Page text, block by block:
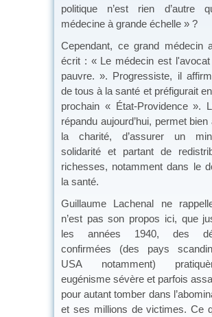
politique n’est rien d’autre
médecine à grande échelle » ?
Cependant, ce grand médecin
écrit : « Le médecin est l'avocat
pauvre. ». Progressiste, il
de tous à la santé et préfigurait
prochain « État-Providence ».
répandu aujourd’hui, permet
la charité, d’assurer un
solidarité et partant de
richesses, notamment dans le
la santé.
Guillaume Lachenal ne
n’est pas son propos ici, que
les années 1940, des
confirmées (des pays
USA notamment)
eugénisme sévère et parfois
pour autant tomber dans
et ses millions de victimes. Ce